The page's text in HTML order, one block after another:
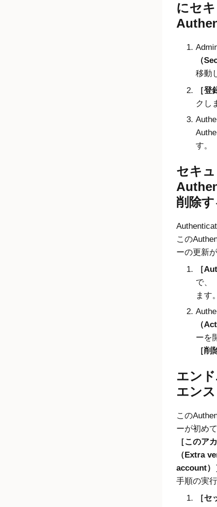
にセ
（
移動
登
クし
す。
セキ
削除
この
ーの更新
で、
ます
（
ーを
削
エン
エンス
この
ーが初め
このア
（Extra
account）
手順の実
セ